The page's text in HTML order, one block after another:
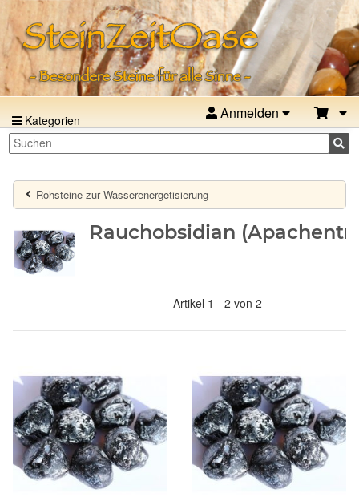
Kategorien Anmelden
Rohsteine zur Wasserenergetisierung
Rauchobsidian
Artikel 1 - 2 von 2